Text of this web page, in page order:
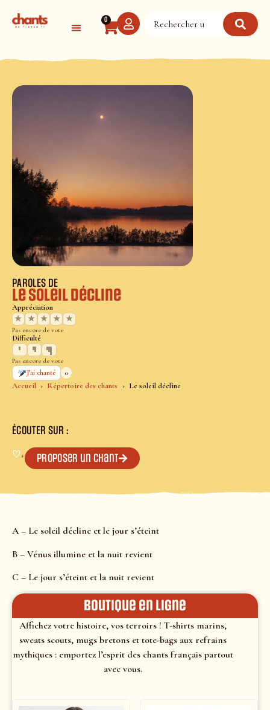
0
Accueil Répertoire des chants Le soleil décline
PAROLES DE
Le soleil décline
Appréciation
★
★ ★ ★ ★
Pas encore de vote
Difficulté
Pas encore de vote
J’ai chanté
0
ÉCOUTER SUR :
♡+ Proposer un chant
A – Le soleil décline et le jour s’éteint
B – Vénus illumine et la nuit revient
C – Le jour s’éteint et la nuit revient
Boutique en ligne
Affichez votre histoire, vos terroirs ! T-shirts marins,
sweats scouts, mugs bretons et tote-bags aux refrains
mythiques : emportez l’esprit des chants français partout
avec vous.